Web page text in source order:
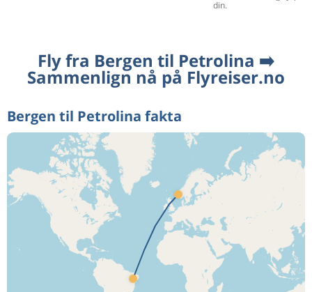
din.
Fly fra Bergen til Petrolina ➡️
Sammenlign nå på Flyreiser.no
Bergen til Petrolina fakta